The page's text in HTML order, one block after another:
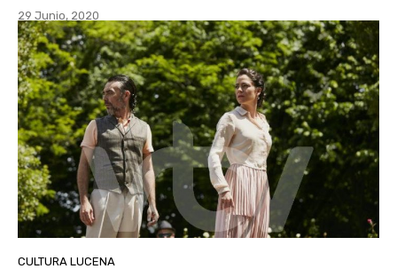
29 Junio, 2020
CULTURA LUCENA